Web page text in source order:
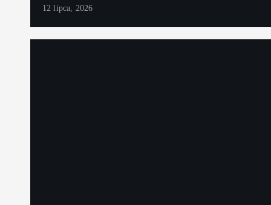
12 lipca, 2026